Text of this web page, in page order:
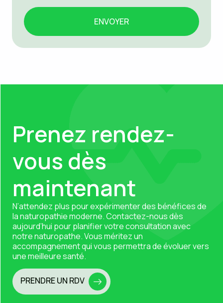
ENVOYER
Prenez rendez-
vous dès
maintenant
N’attendez plus pour expérimenter des bénéfices de
la naturopathie moderne.Contactez-nousdès
aujourd’hui pour planifier votre consultation avec
notre naturopathe. Vous méritez un
accompagnement qui vous permettra de évoluer vers
une meilleure santé.
PRENDRE UN RDV